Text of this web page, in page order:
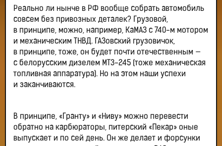
Реально ли нынче в РФ вообще собрать автомобиль
совсем без привозных деталек? Грузовой,
в принципе, можно, например, КаМАЗ с 740-м мотором
и механическим ТНВД. ГАЗовский грузовичок,
в принципе, тоже, он будет почти отечественным —
с белорусским дизелем МТЗ-245 (тоже механическая
топливная аппаратура). Но на этом наши успехи
и заканчиваются.
В принципе, «Гранту» и «Ниву» можно перевести
обратно на карбюраторы, питерский «Пекар» оные
выпускает и по сей день. Он же делает и форсунки